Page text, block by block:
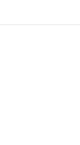
rápido